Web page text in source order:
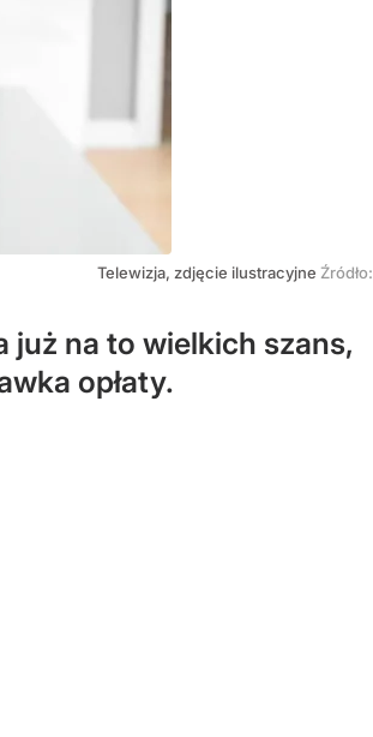
Telewizja, zdjęcie ilustracyjne Źródło:
już na to wielkich szans,
opłaty.